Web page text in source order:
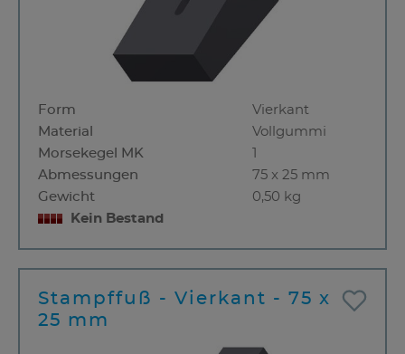
Form
Vierkant
Material
Vollgummi
Morsekegel MK
Abmessungen
75 x 25 mm
Gewicht
0,50 kg
Kein Bestand
Stampffuß - Vierkant - 75 x
25 mm